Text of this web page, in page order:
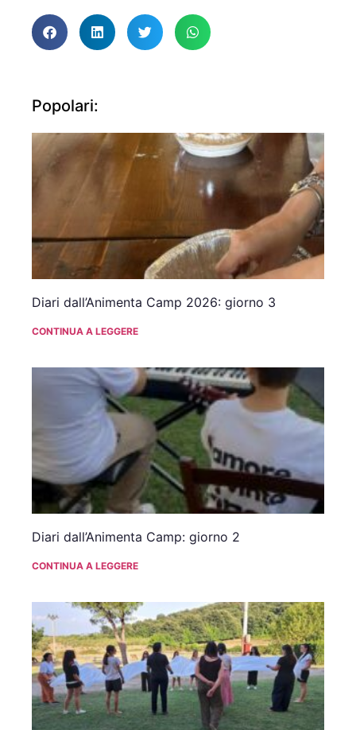
Popolari:
Diari dall’Animenta Camp 2026: giorno 3
CONTINUA A LEGGERE
Diari dall’Animenta Camp: giorno 2
CONTINUA A LEGGERE